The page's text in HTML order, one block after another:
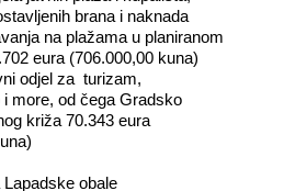
brana i naknada
na plažama u planiranom
eura (706.000,00 kuna)
odjel za turizam,
more, od čega Gradsko
križa 70.343 eura
obale